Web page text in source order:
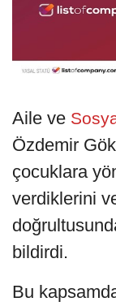
Aile ve
Özdemir
çocuklara
verdiklerini
bildirdi.
Bu